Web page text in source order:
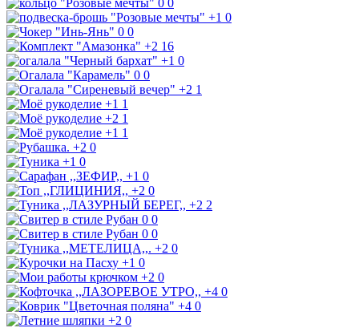
0 0
+1 0
0 0
+2 16
+1 0
0 0
+2 1
+1 1
+2 1
+1 1
+2 0
+1 0
+1 0
+2 0
+2 2
0 0
0 0
+2 0
+1 0
+2 0
+4 0
+4 0
+2 0